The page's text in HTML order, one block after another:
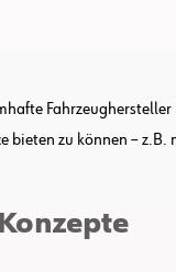
bieten zu können –